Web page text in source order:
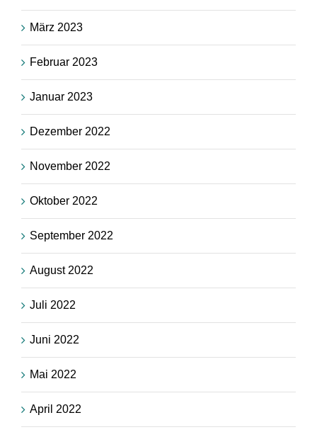
März 2023
Februar 2023
Januar 2023
Dezember 2022
November 2022
Oktober 2022
September 2022
August 2022
Juli 2022
Juni 2022
Mai 2022
April 2022